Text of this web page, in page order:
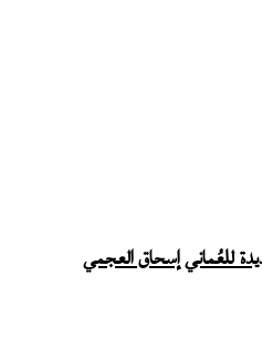
للعُماني إسحاق العجمي